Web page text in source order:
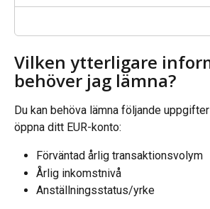
Vilken ytterligare
behöver jag lämna?
Du kan behöva lämna följande
öppna ditt EUR-konto:
Förväntad årlig transaktionsvolym
Årlig inkomstnivå
Anställningsstatus/yrke